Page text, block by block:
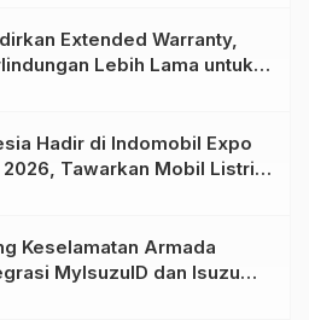
Extended Warranty,
Lebih Lama untuk
Hadir di Indomobil Expo
Tawarkan Mobil Listrik
AION V
Keselamatan Armada
MyIsuzuID dan Isuzu